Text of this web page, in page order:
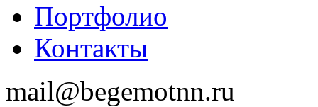
Портфолио
Контакты
mail@begemotnn.ru